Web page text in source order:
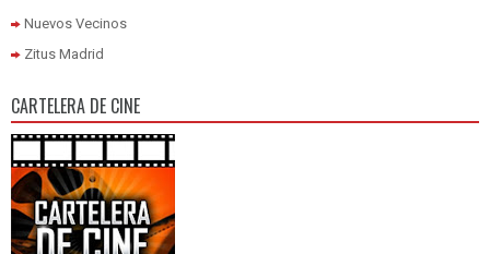
Nuevos Vecinos
Zitus Madrid
CARTELERA DE CINE